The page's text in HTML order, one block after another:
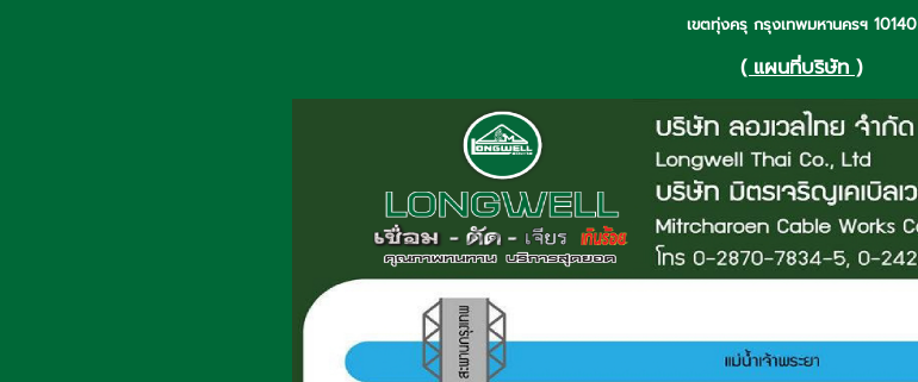
เขตทุ่งครุ กรุงเทพมหานครฯ 10140
( แผนที่บริษัท )